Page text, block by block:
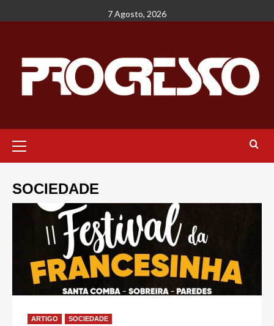
para
7 Agosto, 2026
principal
SOCIEDADE
ARTIGO SOCIEDADE